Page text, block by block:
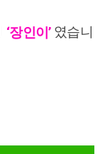
‘장인이’ 였습니